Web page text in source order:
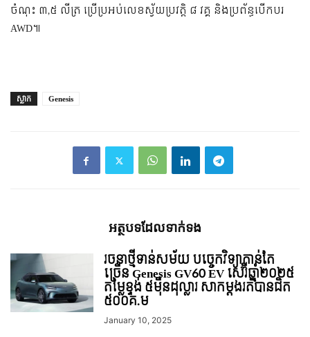
ចំណុះ ៣,៥ លីត្រ ប្រើ​ប្រអប់​លេខ​ស្វ័យប្រវត្តិ ៨ វគ្គ និង​ប្រព័ន្ធ​បើកបរ​
AWD៕​​​
ស្លាក Genesis
អត្ថបទ​ដែល​ទាក់ទង
រចនាថ្មីទាន់សម័យ បច្ចេកវិទ្យាកាន់តែ
ច្រើន Genesis GV60 EV សេរ៊ីឆ្នាំ២០២៥
តម្លៃខ្ទង់ ៥មុឺនដុល្លារ សាកម្តងរត់បានជិត
៥០០គ.ម
January 10, 2025